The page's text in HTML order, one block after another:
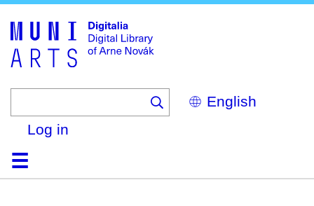
Select
your
Log in
HomeBrowse
Search
About
HelpContactDigitalia